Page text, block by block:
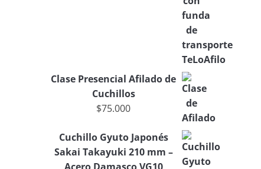
Clase Presencial Afilado de
Cuchillos
$75.000
Cuchillo Gyuto Japonés
Sakai Takayuki 210 mm –